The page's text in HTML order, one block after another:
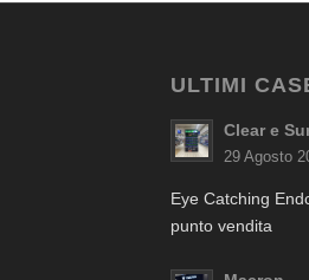
ULTIMI
Clear e
29 Agosto
Eye Catching
punto vendita